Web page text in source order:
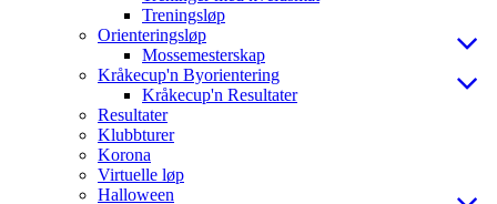
Treningsløp
Orienteringsløp
Mossemesterskap
Kråkecup'n Byorientering
Kråkecup'n Resultater
Resultater
Klubbturer
Korona
Virtuelle løp
Halloween